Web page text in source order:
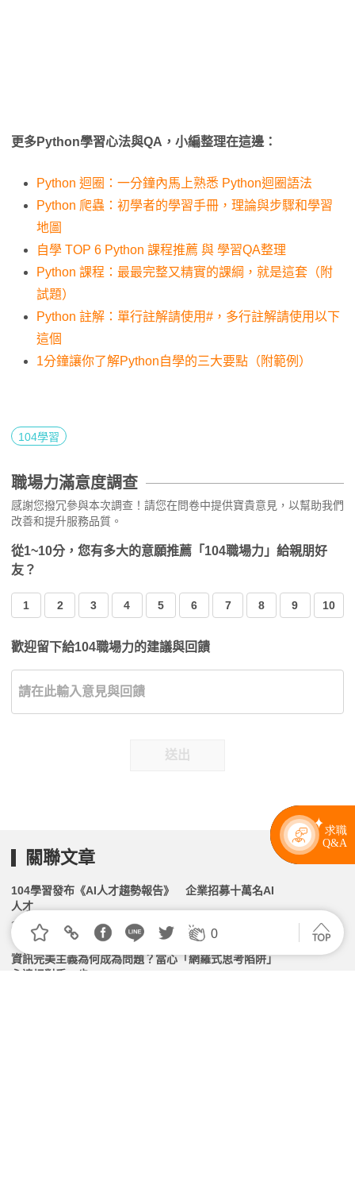
更多Python學習心法與QA，小編整理在這邊：
Python 迴圈：一分鐘內馬上熟悉 Python迴圈語法
Python 爬蟲：初學者的學習手冊，理論與步驟和學習
地圖
自學 TOP 6 Python 課程推薦 與 學習QA整理
Python 課程：最最完整又精實的課綱，就是這套（附
試題）
Python 註解：單行註解請使用#，多行註解請使用以下
這個
1分鐘讓你了解Python自學的三大要點（附範例）
104學習
職場力滿意度調查
感謝您撥冗參與本次調查！請您在問卷中提供寶貴意見，以幫助我們
改善和提升服務品質。
從1~10分，您有多大的意願推薦「104職場力」給親朋好
友？
1 2 3 4 5 6 7 8 9 10
歡迎留下給104職場力的建議與回饋
送出
0
關聯文章
104學習發布《AI人才趨勢報告》 企業招募十萬名AI
人才
2026.06.24 | 104小編 | 3099觀看數
資訊完美主義為何成為問題？當心「網羅式思考陷阱」
永遠慢對手一步